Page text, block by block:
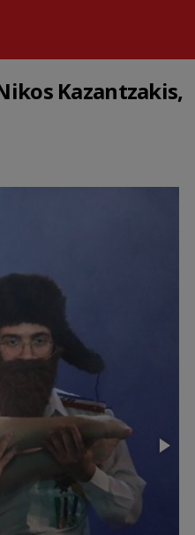
Kazantzakis,